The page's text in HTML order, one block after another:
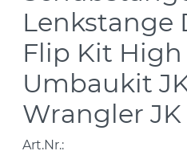
Lenkstange
Flip Kit High
Umbaukit
Wrangler JK
Art.Nr.: